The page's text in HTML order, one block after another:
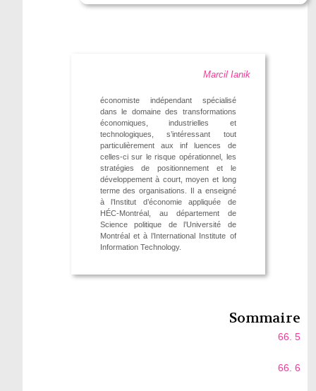
Marcil Ianik
économiste indépendant spécialisé
dans le domaine des transformations
économiques, industrielles et
technologiques, s’intéressant tout
particulièrement aux inf luences de
celles-ci sur le risque opérationnel, les
stratégies de positionnement et le
développement à court, moyen et long
terme des organisations. Il a enseigné
à l’Institut d’économie appliquée de
HÉC-Montréal, au département de
Science politique de l’Université de
Montréal et à l’International Institute of
Information Technology.
Sommaire
66. 5
66. 6